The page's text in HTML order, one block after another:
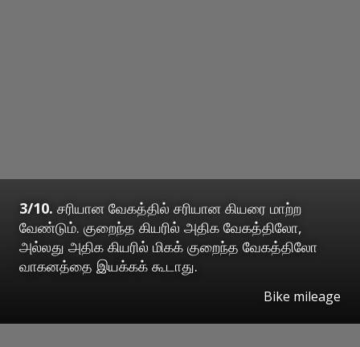
3/10. சரியான வேகத்தில் சரியான கியரை மாற்ற
வேண்டும். குறைந்த கியரில் அதிக வேகத்திலோ,
அல்லது அதிக கியரில் மிகக் குறைந்த வேகத்திலோ
வாகனத்தை இயக்கக் கூடாது.
Bike mileage